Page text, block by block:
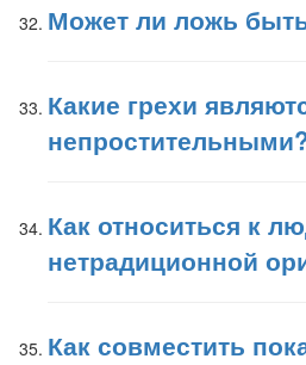
Может ли ложь
Какие грехи
Как относиться к
нетрадиционной
Как совместить